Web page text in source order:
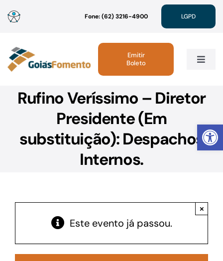
Abrir
para
conteúdo
Fone: (62) 3216-4900 LGPD
Toggle
Institucional
Acesso à Informação
Emitir
Boleto
Rufino Veríssimo – Diretor
Presidente (Em
substituição): Despachos
Internos.
Este evento já passou.
×